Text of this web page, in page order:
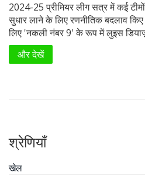
2024-25 प्रीमियर लीग सत्र में कई
सुधार लाने के लिए रणनीतिक बदलाव
लिए 'नकली नंबर 9' के रूप में लुइस
बदलाव है। नॉटिंघम फॉरेस्ट और आर्सेनल ने
करके शानदार प्रदर्शन किया है।
और देखें
श्रेणियाँ
खेल